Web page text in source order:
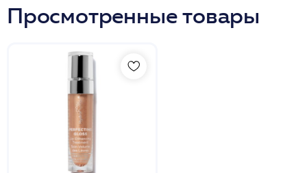
Просмотренные товары